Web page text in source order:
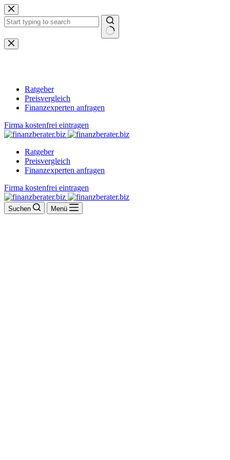
Zum
Inhalt
springen
Keine
Ergebnisse
Ratgeber
Preisvergleich
Finanzexperten anfragen
Firma kostenfrei eintragen
Ratgeber
Preisvergleich
Finanzexperten anfragen
Firma kostenfrei eintragen
Suchen Menü